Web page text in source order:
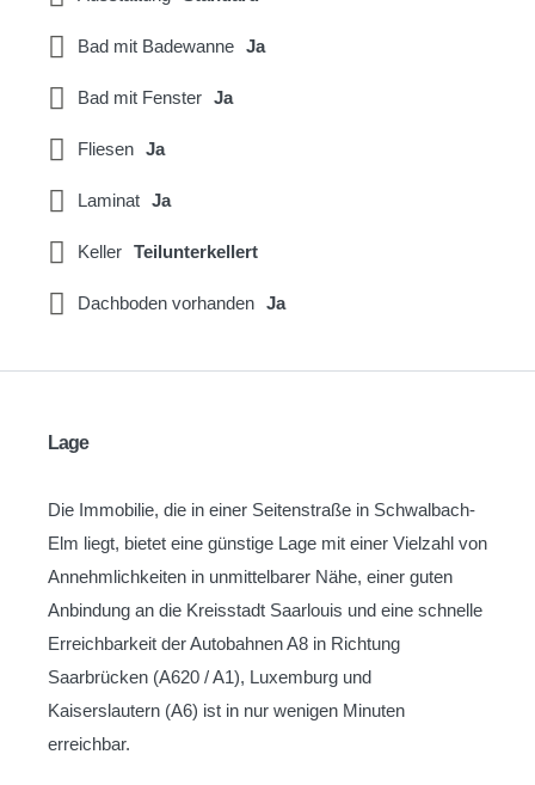
Bad mit Badewanne Ja
Bad mit Fenster Ja
Fliesen Ja
Laminat Ja
Keller Teilunterkellert
Dachboden vorhanden Ja
Lage
Die Immobilie, die in einer Seitenstraße in Schwalbach-
Elm liegt, bietet eine günstige Lage mit einer Vielzahl von
Annehmlichkeiten in unmittelbarer Nähe, einer guten
Anbindung an die Kreisstadt Saarlouis und eine schnelle
Erreichbarkeit der Autobahnen A8 in Richtung
Saarbrücken (A620 / A1), Luxemburg und
Kaiserslautern (A6) ist in nur wenigen Minuten
erreichbar.